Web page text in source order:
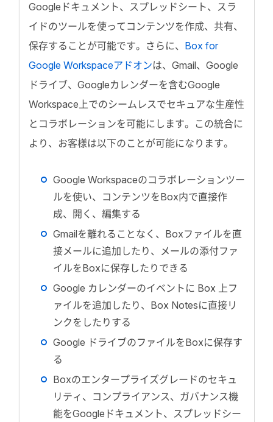
Googleドキュメント、スプレッドシート、スラ
イドのツールを使ってコンテンツを作成、共有、
保存することが可能です。さらに、 Box for
Google Workspaceアドオンは、Gmail、Google
ドライブ、Googleカレンダーを含むGoogle
Workspace上でのシームレスでセキュアな生産性
とコラボレーションを可能にします。この統合に
より、お客様は以下のことが可能になります。
Google Workspaceのコラボレーションツー
ルを使い、コンテンツをBox内で直接作
成、開く、編集する
Gmailを離れることなく、Boxファイルを直
接メールに追加したり、メールの添付ファ
イルをBoxに保存したりできる
Google カレンダーのイベントに Box 上フ
ァイルを追加したり、Box Notesに直接リ
ンクをしたりする
Google ドライブのファイルをBoxに保存す
る
Boxのエンタープライズグレードのセキュ
リティ、コンプライアンス、ガバナンス機
能をGoogleドキュメント、スプレッドシー